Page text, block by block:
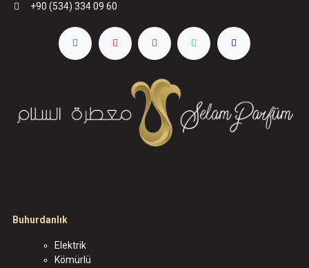
+90 (534) 334 09 60
Buhurdanlık
Elektrik
Kömürlü